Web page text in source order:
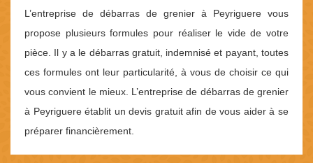
L’entreprise de débarras de grenier à Peyriguere vous
propose plusieurs formules pour réaliser le vide de votre
pièce. Il y a le débarras gratuit, indemnisé et payant, toutes
ces formules ont leur particularité, à vous de choisir ce qui
vous convient le mieux. L’entreprise de débarras de grenier
à Peyriguere établit un devis gratuit afin de vous aider à se
préparer financièrement.